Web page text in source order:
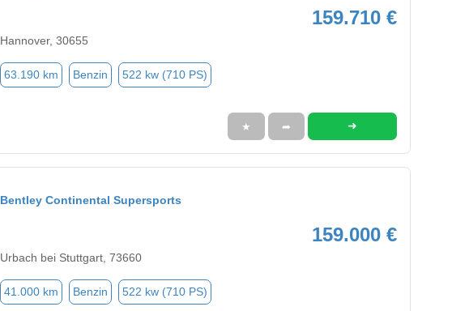
159.710 €
Hannover, 30655
63.190 km Benzin 522 kw (710 PS)
★ ➦ ➜
Bentley Continental Supersports
159.000 €
Urbach bei Stuttgart, 73660
41.000 km Benzin 522 kw (710 PS)